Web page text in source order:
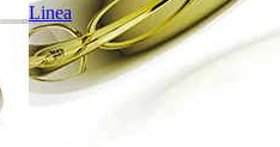
Linea